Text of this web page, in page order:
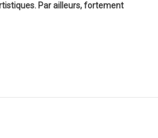
Par ailleurs, fortement